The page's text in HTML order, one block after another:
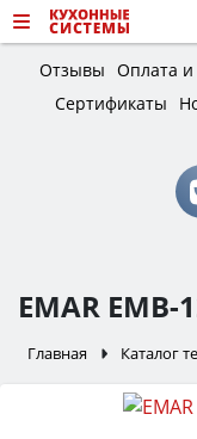
Отзывы Оплата и
Сертификаты
EMAR EMB-
Главная Каталог